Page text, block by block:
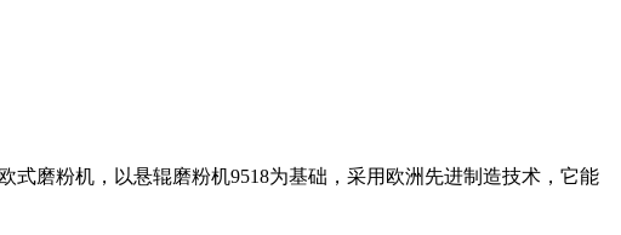
磨粉机，以悬辊磨粉机9518为基础，采用欧洲先进制造技术，它能